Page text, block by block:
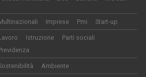
Imprese Pmi Start-up
Istruzione
Parti sociali
Ambiente